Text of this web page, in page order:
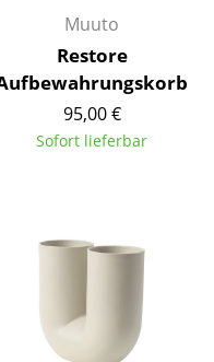
Muuto
Restore
95,00 €
Sofort lieferbar